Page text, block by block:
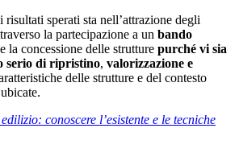
sperati sta nell’attrazione degli
la partecipazione a un bando
la concessione delle strutture purché vi sia
serio di ripristino, valorizzazione e
delle strutture e del contesto
conoscere l’esistente e le tecniche